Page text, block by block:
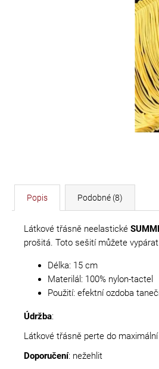
Popis Podobné (8)
Látkové třásně neelastické
prošitá. Toto sešití můžete
Délka: 15 cm
Materilál: 100% nylon-tactel
Použití: efektní ozdoba
Údržba:
Látkové třásně perte do
Doporučení: nežehlit